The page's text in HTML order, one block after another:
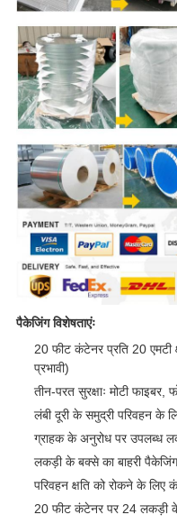
पैकेजिंग विशेषताएंः
20 फीट कंटेनर प्रति 20 एमटी
प्रभावी)
तीन-परत सुरक्षाः मोटी
लंबी दूरी के समुद्री परिवहन के
ग्राहक के अनुरोध पर उपलब्ध
लकड़ी के बक्से का बाहरी पैकेजिंग
परिवहन क्षति को रोकने के लिए
20 फीट कंटेनर पर 24 लकड़ी